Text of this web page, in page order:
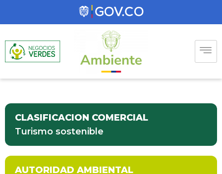
CLASIFICACION COMERCIAL
Turismo sostenible
AUTORIDAD AMBIENTAL